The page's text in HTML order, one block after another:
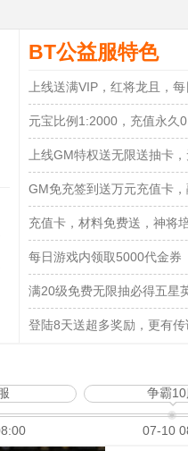
BT公益服特色
上线送满VIP，红将龙且，
元宝比例1:2000，充值永久
上线GM特权送无限送抽卡
GM免充签到送万元充值卡
充值卡，材料免费送，神将
每日游戏内领取5000代金券
满20级免费无限抽必得五星
登陆8天送超多奖励，更有
争霸10
07-10